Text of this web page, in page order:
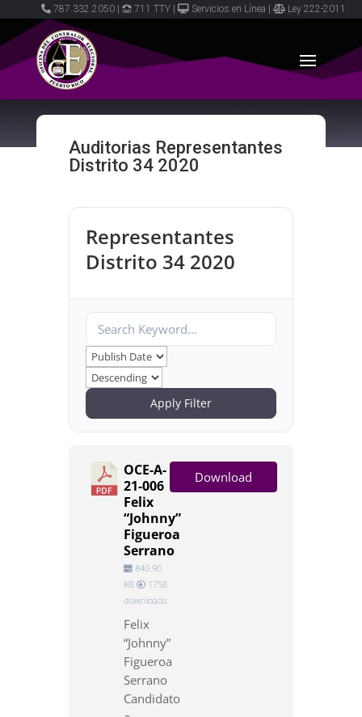
787.332.2050 711 TTY Servicios en Línea Ley 222-2011
Auditorias Representantes
Distrito 34 2020
Representantes
Distrito 34 2020
Apply Filter
OCE-A-
21-006
Felix
“Johnny”
Figueroa
Serrano
840.90
KB
1758
downloads
Felix
“Johnny”
Figueroa
Serrano
Candidato
Download